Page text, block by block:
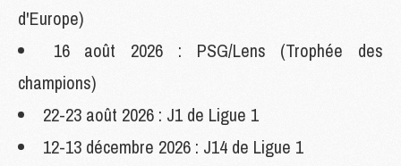
d'Europe)
16 août 2026 : PSG/Lens (Trophée des
champions)
22-23 août 2026 : J1 de Ligue 1
12-13 décembre 2026 : J14 de Ligue 1